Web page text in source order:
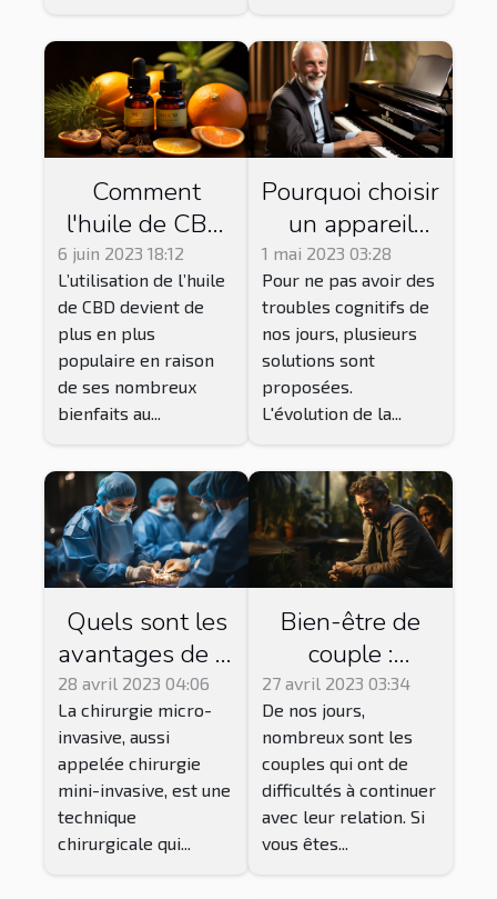
Comment
l'huile de CBD
pure peut-elle
améliorer votre
bien-être ?
6 juin 2023 18:12
L’utilisation de l’huile
de CBD devient de
plus en plus
populaire en raison
de ses nombreux
bienfaits au...
Pourquoi choisir
un appareil
auditif ou une
aide auditive ?
1 mai 2023 03:28
Pour ne pas avoir des
troubles cognitifs de
nos jours, plusieurs
solutions sont
proposées.
L'évolution de la...
Quels sont les
avantages de la
chirurgie micro-
invasive par
rapport aux
techniques
chirurgicales
traditionnelles
?
28 avril 2023 04:06
La chirurgie micro-
invasive, aussi
appelée chirurgie
mini-invasive, est une
technique
chirurgicale qui...
Bien-être de
couple :
pourquoi suivre
une thérapie ?
27 avril 2023 03:34
De nos jours,
nombreux sont les
couples qui ont de
difficultés à continuer
avec leur relation. Si
vous êtes...